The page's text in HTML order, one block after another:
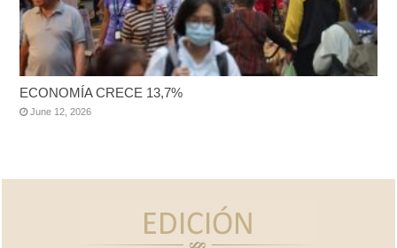
ECONOMÍA CRECE 13,7%
June 12, 2026